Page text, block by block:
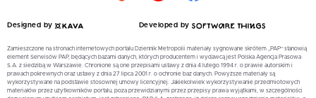
Designed by Developed by
Zamieszczone na stronach internetowych portalu Dziennik Metropolii materiały sygnowane skrótem „PAP” stanowią
element Serwisów PAP, będących bazami danych, których producentem i wydawcą jest Polska Agencja Prasowa
S.A. z siedzibą w Warszawie. Chronione są one przepisami ustawy z dnia 4 lutego 1994 r. o prawie autorskim i
prawach pokrewnych oraz ustawy z dnia 27 lipca 2001 r. o ochronie baz danych. Powyższe materiały są
wykorzystywane na podstawie stosownej umowy licencyjnej. Jakiekolwiek wykorzystywanie przedmiotowych
materiałów przez użytkowników portalu, poza przewidzianymi przez przepisy prawa wyjątkami, w szczególności